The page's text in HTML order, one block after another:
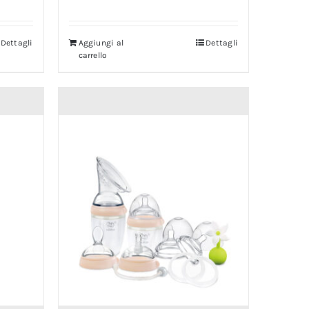
Dettagli
Aggiungi al
carrello
Dettagli